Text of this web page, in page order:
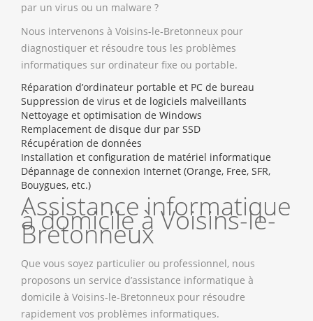
par un virus ou un malware ?
Nous intervenons à Voisins-le-Bretonneux pour
diagnostiquer et résoudre tous les problèmes
informatiques sur ordinateur fixe ou portable.
Réparation d’ordinateur portable et PC de bureau
Suppression de virus et de logiciels malveillants
Nettoyage et optimisation de Windows
Remplacement de disque dur par SSD
Récupération de données
Installation et configuration de matériel informatique
Dépannage de connexion Internet (Orange, Free, SFR,
Bouygues, etc.)
Assistance informatique
à domicile à Voisins-le-
Bretonneux
Que vous soyez particulier ou professionnel, nous
proposons un service d’assistance informatique à
domicile à Voisins-le-Bretonneux pour résoudre
rapidement vos problèmes informatiques.